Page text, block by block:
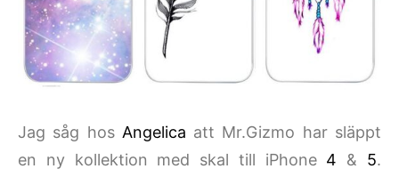
Jag såg hos Angelica att Mr.Gizmo har släppt
en ny kollektion med skal till iPhone 4 & 5.